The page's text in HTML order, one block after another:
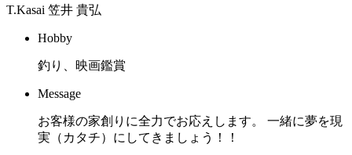
T.Kasai 笠井 貴弘
Hobby
釣り、映画鑑賞
Message
お客様の家創りに全力でお応えします。 一緒に夢を現
実（カタチ）にしてきましょう！！